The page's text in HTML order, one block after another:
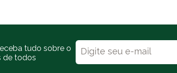
tudo sobre o
de todos